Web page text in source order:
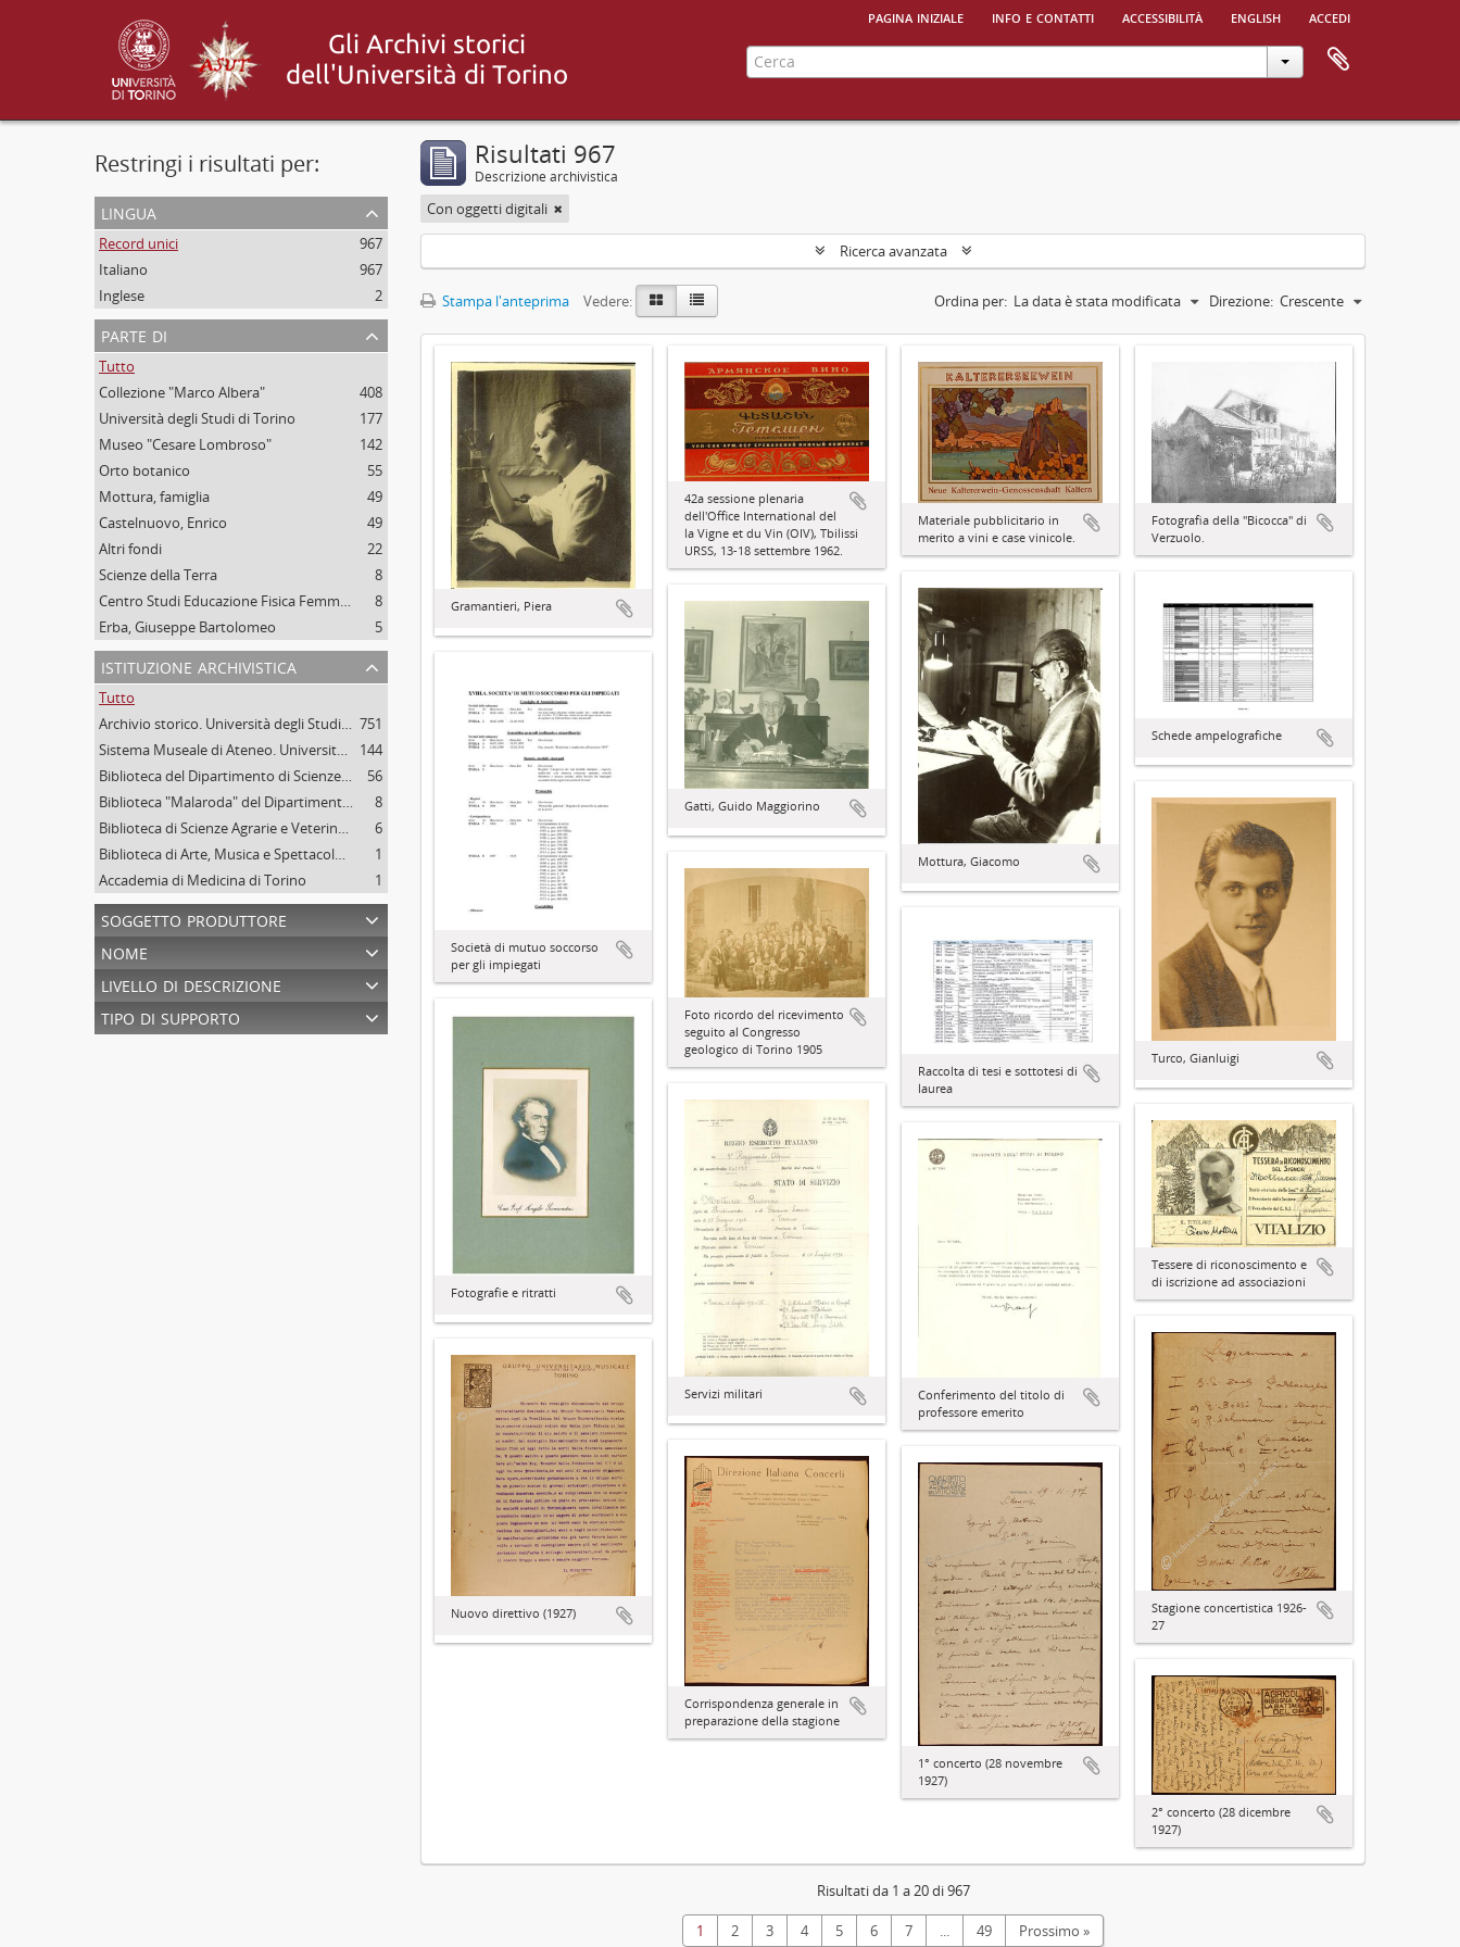
pagina iniziale info e contatti accessibilità english accedi
Restringi i risultati per:
lingua
Record unici
967
Italiano
967
Inglese
2
parte di
Tutto
Collezione "Marco Albera"
408
Università degli Studi di Torino
177
Museo "Cesare Lombroso"
142
Orto botanico
55
Mottura, famiglia
49
Castelnuovo, Enrico
49
Altri fondi
22
Scienze della Terra
8
Centro Studi Educazione Fisica Femminile - CSEFF
8
Erba, Giuseppe Bartolomeo
5
istituzione archivistica
Tutto
Archivio storico. Università degli Studi di Torino 751
Sistema Museale di Ateneo. Università degli Studi di Torino
144
Biblioteca del Dipartimento di Scienze della vita e Biologia dei sistemi. Sede di Biologia vegetale. Università degli studi di Torino
56
Biblioteca "Malaroda" del Dipartimento di Scienze della Terra. Università degli Studi di Torino
8
Biblioteca di Scienze Agrarie e Veterinarie. Università degli Studi di Torino
6
Biblioteca di Arte, Musica e Spettacolo. Università degli Studi di Torino
1
Accademia di Medicina di Torino
1
soggetto produttore
nome
livello di descrizione
tipo di supporto
Risultati 967
Descrizione archivistica
Con oggetti digitali
Ricerca avanzata
Stampa l'anteprima Vedere: Ordina per: La data è stata modificata Direzione: Crescente
Gramantieri, Piera
42a sessione plenaria
dell'Office International del
la Vigne et du Vin (OIV), Tbilissi
URSS, 13-18 settembre 1962.
Materiale pubblicitario in
merito a vini e case vinicole.
Fotografia della "Bicocca" di
Verzuolo.
Mottura, Giacomo
Schede ampelografiche
Gatti, Guido Maggiorino
Società di mutuo soccorso
per gli impiegati
Turco, Gianluigi
Foto ricordo del ricevimento
seguito al Congresso
geologico di Torino 1905
Raccolta di tesi e sottotesi di
laurea
Fotografie e ritratti
Servizi militari
Tessere di riconoscimento e
di iscrizione ad associazioni
Conferimento del titolo di
professore emerito
Stagione concertistica 1926-
27
Nuovo direttivo (1927)
Corrispondenza generale in
preparazione della stagione
1° concerto (28 novembre
1927)
2° concerto (28 dicembre
1927)
Risultati da 1 a 20 di 967
1 2 3 4 5 6 7 ... 49 Prossimo »